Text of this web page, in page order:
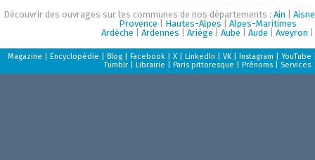
Découvrir des ouvrages sur les communes de nos départements : Ain
Aisne
Provence
Hautes-Alpes
Alpes-Maritimes
Ardèche
Ardennes Ariège Aube Aude Aveyron
Magazine Encyclopédie Blog Facebook X LinkedIn VK Instagram YouTube
Tumblr
Librairie Paris pittoresque Prénoms Services